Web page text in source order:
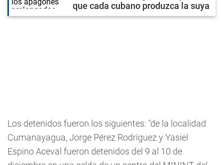
que cada cubano produzca la suya
Los detenidos fueron los siguientes: "de la localidad
Cumanayagua, Jorge Pérez Rodríguez y Yasiel
Espino Aceval fueron detenidos del 9 al 10 de